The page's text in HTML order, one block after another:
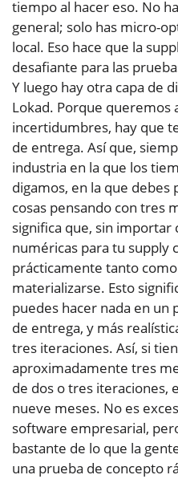
tiempo al hacer eso. No
general; solo has micro-
local. Eso hace que la
desafiante para las
Y luego hay otra capa de
Lokad. Porque queremos
incertidumbres, hay que
de entrega. Así que,
industria en la que los
digamos, en la que debes
cosas pensando con tres
significa que, sin
numéricas para tu supply
prácticamente tanto
materializarse. Esto
puedes hacer nada en
de entrega, y más
tres iteraciones. Así, si
aproximadamente tres
de dos o tres iteraciones,
nueve meses. No es
software empresarial,
bastante de lo que la
una prueba de concepto